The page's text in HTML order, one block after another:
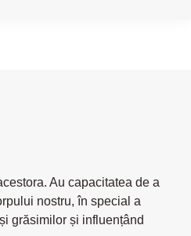
Au capacitatea de a
nostru, în special a
grăsimilor și influențând